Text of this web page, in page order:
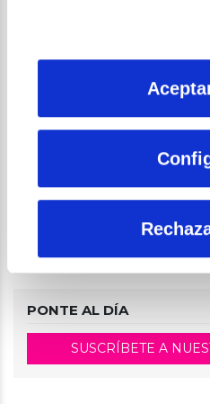
son indispensables para que
por tanto no se pueden
Análisis
tradicional
PONTE AL DÍA
SUSCRÍBETE A